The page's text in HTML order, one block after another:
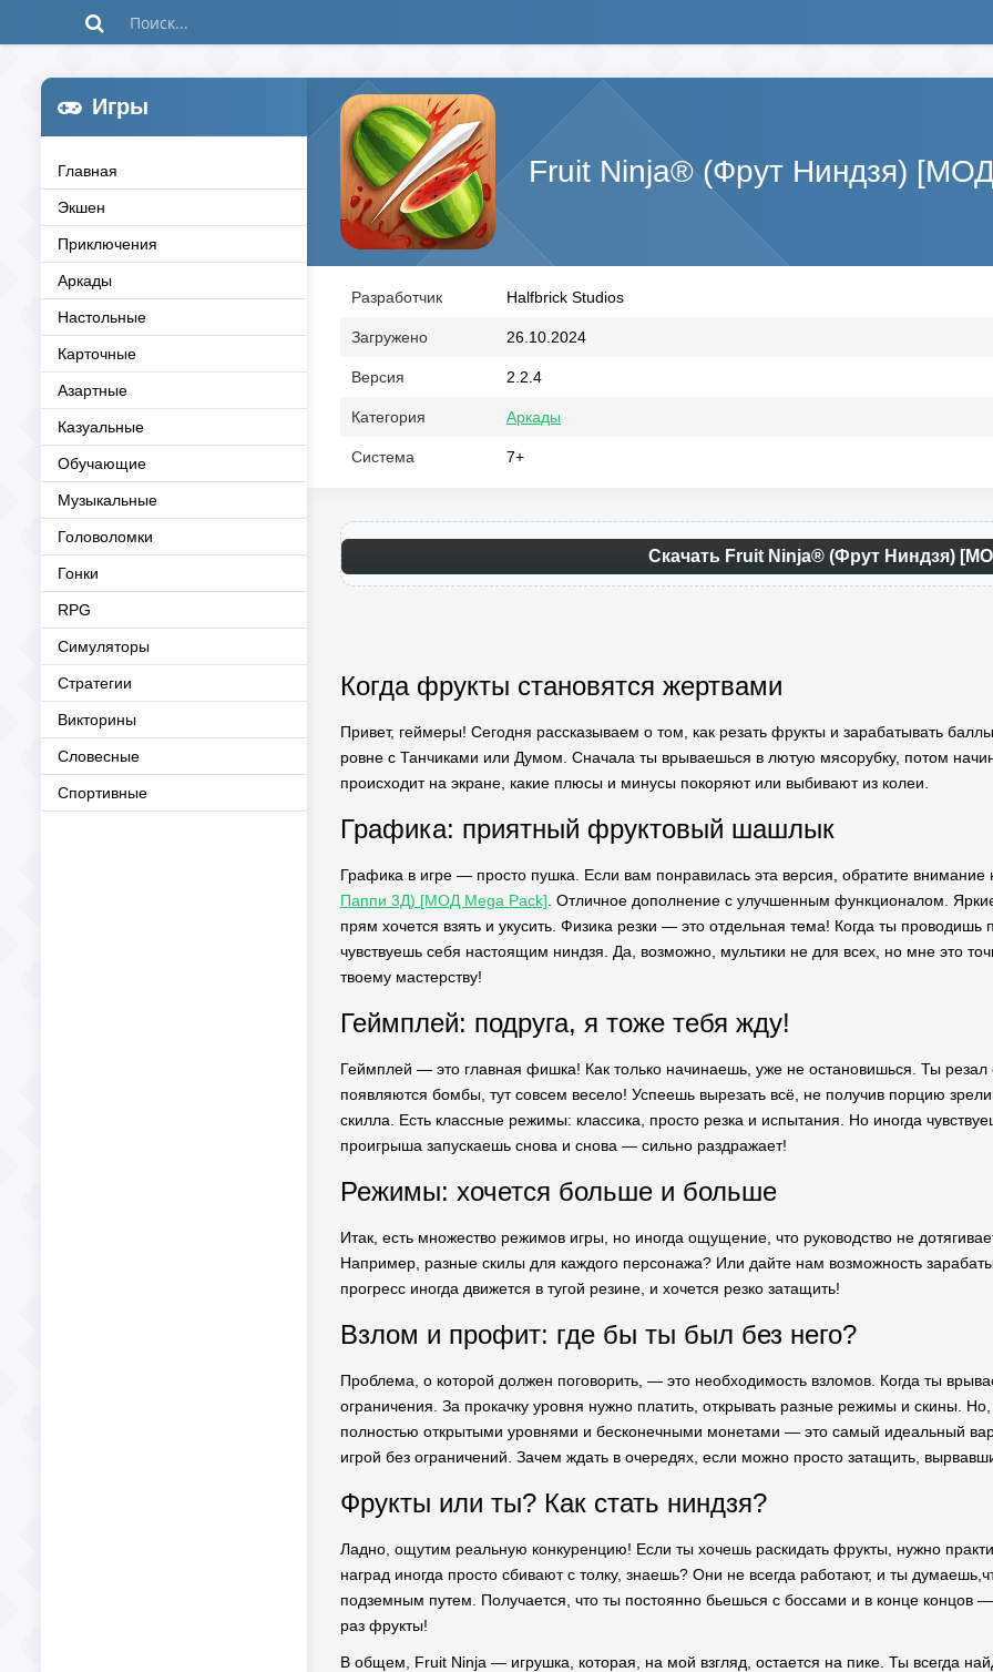
Игры
Главная
Экшен
Приключения
Аркады
Настольные
Карточные
Азартные
Казуальные
Обучающие
Музыкальные
Головоломки
Гонки
RPG
Симуляторы
Стратегии
Викторины
Словесные
Спортивные
Fruit Ninja® (Фрут Ниндзя)
Разработчик Halfbrick Studios
Загружено 26.10.2024
Версия 2.2.4
Категория Аркады
Система 7+
Скачать Fruit Ninja® (Фрут Ниндзя)
Когда фрукты становятся жертвами
Привет, геймеры! Сегодня рассказываем о том, как резать фрукты и зарабатывать
ровне с Танчиками или Думом. Сначала ты врываешься в лютую мясорубку, потом
происходит на экране, какие плюсы и минусы покоряют или выбивают из колеи.
Графика: приятный фруктовый шашлык
Графика в игре — просто пушка. Если вам понравилась эта версия, обратите внимание
Паппи 3Д) [МОД Mega Pack] . Отличное дополнение с улучшенным функционалом.
прям хочется взять и укусить. Физика резки — это отдельная тема! Когда ты
чувствуешь себя настоящим ниндзя. Да, возможно, мультики не для всех, но мне это
твоему мастерству!
Геймплей: подруга, я тоже тебя жду!
Геймплей — это главная фишка! Как только начинаешь, уже не остановишься. Ты
появляются бомбы, тут совсем весело! Успеешь вырезать всё, не получив порцию
скилла. Есть классные режимы: классика, просто резка и испытания. Но иногда
проигрыша запускаешь снова и снова — сильно раздражает!
Режимы: хочется больше и больше
Итак, есть множество режимов игры, но иногда ощущение, что руководство не
Например, разные скилы для каждого персонажа? Или дайте нам возможность
прогресс иногда движется в тугой резине, и хочется резко затащить!
Взлом и профит: где бы ты был без него?
Проблема, о которой должен поговорить, — это необходимость взломов. Когда ты
ограничения. За прокачку уровня нужно платить, открывать разные режимы и скины.
полностью открытыми уровнями и бесконечными монетами — это самый идеальный
игрой без ограничений. Зачем ждать в очередях, если можно просто затащить,
Фрукты или ты? Как стать ниндзя?
Ладно, ощутим реальную конкуренцию! Если ты хочешь раскидать фрукты, нужно
наград иногда просто сбивают с толку, знаешь? Они не всегда работают, и ты
подземным путем. Получается, что ты постоянно бьешься с боссами и в конце
раз фрукты!
В общем, Fruit Ninja — игрушка, которая, на мой взгляд, остается на пике. Ты всегда